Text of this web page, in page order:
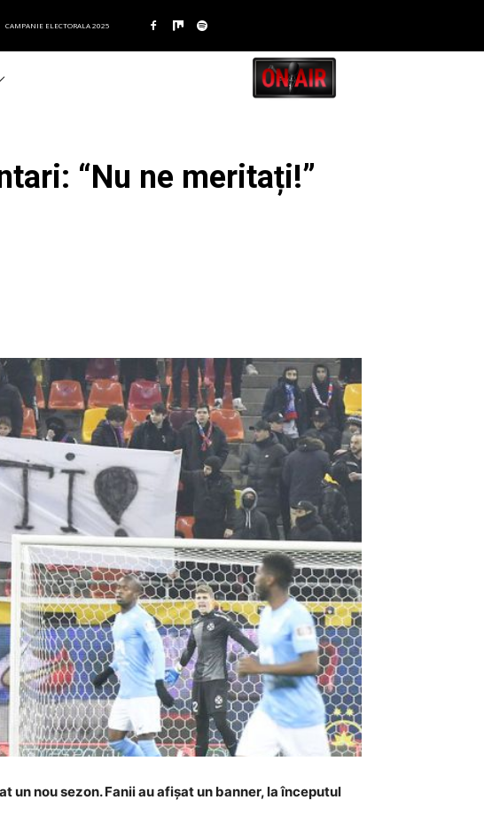
CAMPANIE ELECTORALA 2025
“Nu ne meritați!”
un nou sezon. Fanii au afișat un banner, la începutul